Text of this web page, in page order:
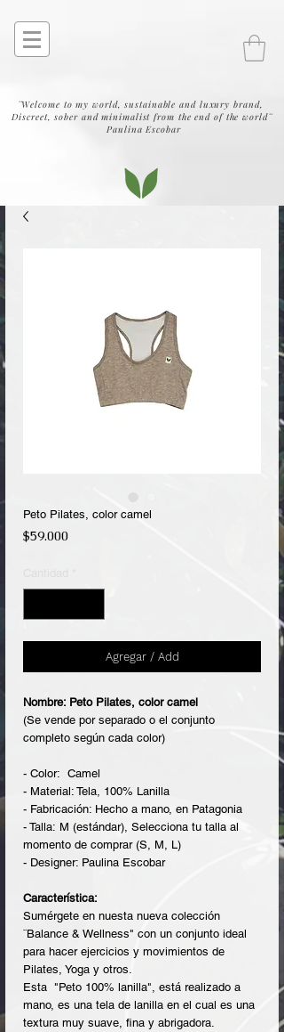
¨Welcome to my world, sustainable and luxury brand,
Discreet, sober and minimalist from the end of the world¨
Paulina Escobar
Peto Pilates, color camel
$59.000
Agregar / Add
Nombre: Peto Pilates, color camel
(Se vende por separado o el conjunto
completo según cada color)
- Color: Camel
- Material: Tela, 100% Lanilla
- Fabricación: Hecho a mano, en Patagonia
- Talla: M (estándar), Selecciona tu talla al
momento de comprar (S, M, L)
- Designer: Paulina Escobar
Característica:
Sumérgete en nuesta nueva colección
¨Balance & Wellness" con un conjunto ideal
para hacer ejercicios y movimientos de
Pilates, Yoga y otros.
Esta "Peto 100% lanilla", está realizado a
mano, es una tela de lanilla en el cual es una
textura muy suave, fina y abrigadora.